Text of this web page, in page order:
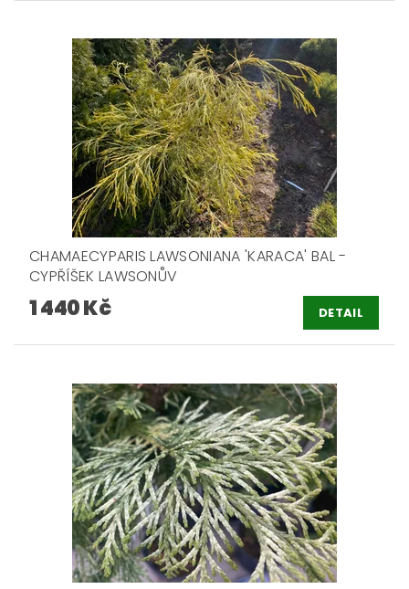
CHAMAECYPARIS LAWSONIANA 'KARACA' BAL -
CYPŘÍŠEK LAWSONŮV
1 440 Kč DETAIL